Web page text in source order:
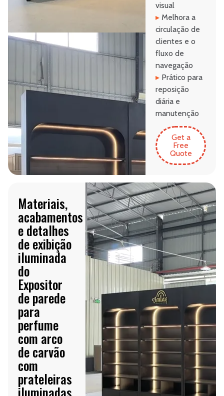
visual
▸ Melhora a
circulação de
clientes e o
fluxo de
navegação
▸ Prático para
reposição
diária e
manutenção
Get a
Free
Quote
Materiais,
acabamentos
e detalhes
de exibição
iluminada
do
Expositor
de parede
para
perfume
com arco
de carvão
com
prateleiras